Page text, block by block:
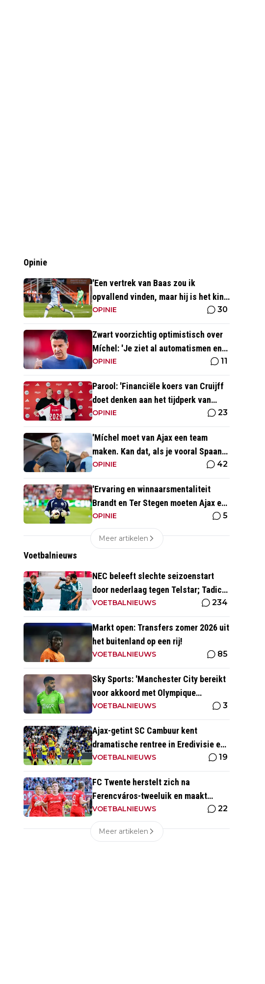
Opinie
'Een vertrek van Baas zou ik
opvallend vinden, maar hij is het kind
van de rekening van de komst van
Blind'
OPINIE 30
Zwart voorzichtig optimistisch over
Míchel: 'Je ziet al automatismen en
patronen terug, maar...'
OPINIE 11
Parool: 'Financiële koers van Cruijff
doet denken aan het tijdperk van
Overmars'
OPINIE 23
'Míchel moet van Ajax een team
maken. Kan dat, als je vooral Spaans
spreekt?'
OPINIE 42
'Ervaring en winnaarsmentaliteit
Brandt en Ter Stegen moeten Ajax er
weer bovenop helpen'
OPINIE 5
Meer artikelen
Voetbalnieuws
NEC beleeft slechte seizoenstart
door nederlaag tegen Telstar; Tadic
geeft assist
VOETBALNIEUWS 234
Markt open: Transfers zomer 2026 uit
het buitenland op een rij!
VOETBALNIEUWS 85
Sky Sports: 'Manchester City bereikt
voor akkoord met Olympique
Marseille; Rulli voor twee miljoen
naar Engeland'
VOETBALNIEUWS 3
Ajax-getint SC Cambuur kent
dramatische rentree in Eredivisie en
krijgt pak slaag in eigen huis
VOETBALNIEUWS 19
FC Twente herstelt zich na
Ferencváros-tweeluik en maakt
gehakt van Slowaakse opponent
VOETBALNIEUWS 22
Meer artikelen